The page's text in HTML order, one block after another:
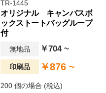
TR-1445
オリジナル キャンバスボ
ックストートバッグループ
付
無地品 ￥704 ~
印刷品 ￥876 ~
200 個の場合 (税込)